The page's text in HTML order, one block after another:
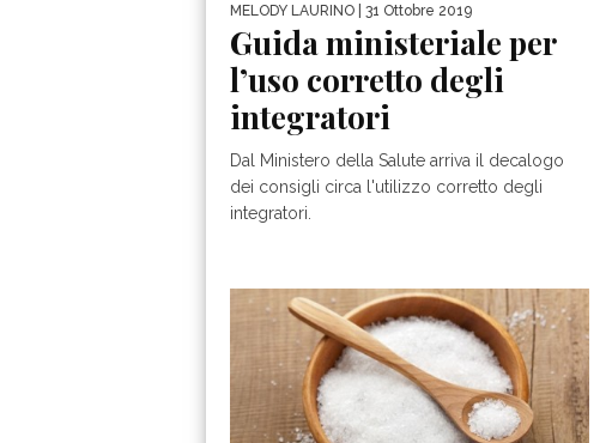
MELODY LAURINO | 31 Ottobre 2019
Guida ministeriale per
l’uso corretto degli
integratori
Dal Ministero della Salute arriva il decalogo
dei consigli circa l'utilizzo corretto degli
integratori.